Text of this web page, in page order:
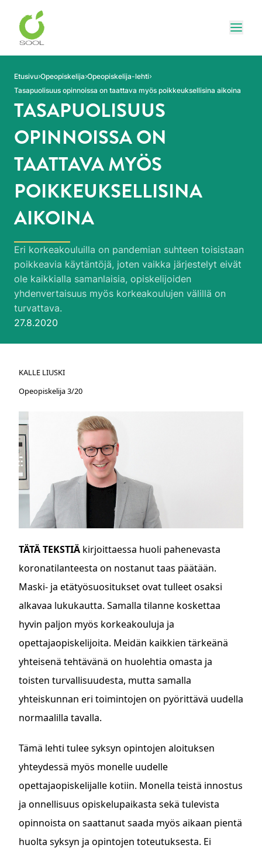
Siirry sivun sisältöön
Etusivu Opeopiskelija Opeopiskelija-lehti
Tasapuolisuus opinnoissa on taattava myös poikkeuksellisina aikoina
TASAPUOLISUUS
OPINNOISSA ON
TAATTAVA MYÖS
POIKKEUKSELLISINA
AIKOINA
Eri korkeakouluilla on pandemian suhteen toisistaan
poikkeavia käytäntöjä, joten vaikka järjestelyt eivät
ole kaikkialla samanlaisia, opiskelijoiden
yhdenvertaisuus myös korkeakoulujen välillä on
turvattava.
Julkaistu:
27.8.2020
KALLE LIUSKI
Opeopiskelija 3/20
TÄTÄ TEKSTIÄ kirjoittaessa huoli pahenevasta
koronatilanteesta on nostanut taas päätään.
Maski- ja etätyösuositukset ovat tulleet osaksi
alkavaa lukukautta. Samalla tilanne koskettaa
hyvin paljon myös korkeakouluja ja
opettajaopiskelijoita. Meidän kaikkien tärkeänä
yhteisenä tehtävänä on huolehtia omasta ja
toisten turvallisuudesta, mutta samalla
yhteiskunnan eri toimintojen on pyörittävä uudella
normaalilla tavalla.
Tämä lehti tulee syksyn opintojen aloituksen
yhteydessä myös monelle uudelle
opettajaopiskelijalle kotiin. Monella teistä innostus
ja onnellisuus opiskelupaikasta sekä tulevista
opinnoista on saattanut saada myös aikaan pientä
huolta syksyn ja opintojen toteutuksesta. Ei